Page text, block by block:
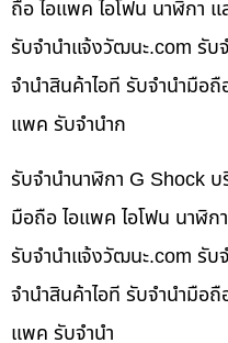
ถือ ไอแพค ไอโฟน นาฬิกา
รับจํานําแจ้งวัฒนะ.com รับ
จำนำสินค้าไอที รับจำนำมือ
แพค รับจำนำก
รับจำนำนาฬิกา G Shock บ
มือถือ ไอแพค ไอโฟน นาฬิก
รับจํานําแจ้งวัฒนะ.com รับ
จำนำสินค้าไอที รับจำนำมือ
แพค รับจำนำ